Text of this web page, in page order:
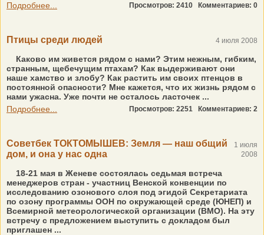
Подробнее...
Просмотров: 2410 Комментариев: 0
Птицы среди людей 4 июля 2008
Каково им живется рядом с нами? Этим нежным, гибким,
странным, щебечущим птахам? Как выдерживают они
наше хамство и злобу? Как растить им своих птенцов в
постоянной опасности? Мне кажется, что их жизнь рядом с
нами ужасна. Уже почти не осталось ласточек ...
Подробнее...
Просмотров: 2251 Комментариев: 2
Советбек ТОКТОМЫШЕВ: Земля — наш общий
дом, и она у нас одна
1 июля
2008
18-21 мая в Женеве состоялась седьмая встреча
менеджеров стран - участниц Венской конвенции по
исследованию озонового слоя под эгидой Секретариата
по озону программы ООН по окружающей среде (ЮНЕП) и
Всемирной метеорологической организации (ВМО). На эту
встречу с предложением выступить с докладом был
приглашен ...